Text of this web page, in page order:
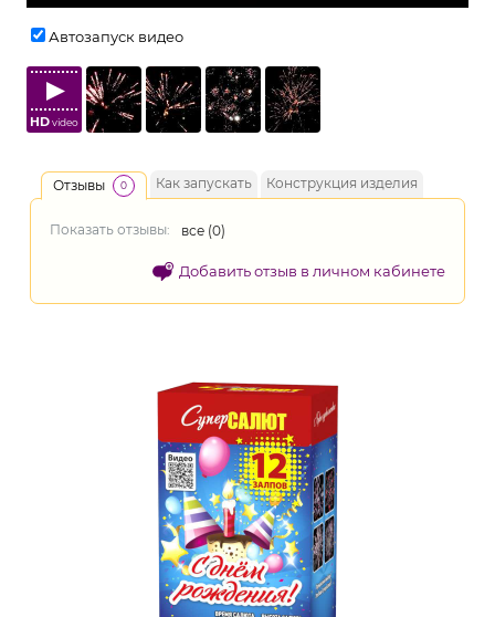
Автозапуск видео
HDvideo
Отзывы 0 Как запускать Конструкция изделия
Показать отзывы: все (0)
Добавить отзыв в личном кабинете